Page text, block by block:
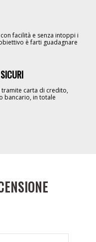
facilità e senza intoppi i
è farti guadagnare
tramite carta di credito,
bancario, in totale